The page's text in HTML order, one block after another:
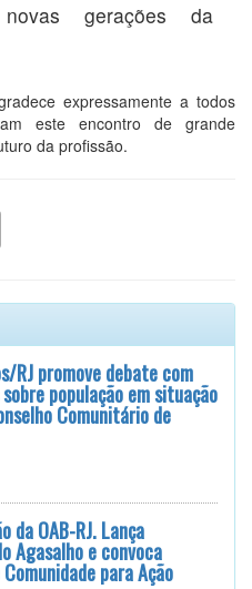
gerações da
expressamente a todos
este encontro de grande
da profissão.
RJ promove debate com
população em situação
Comunitário de
da OAB-RJ. Lança
Agasalho e convoca
para Ação